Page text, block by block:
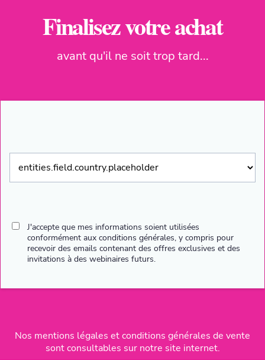
Finalisez votre achat
avant qu'il ne soit trop tard...
J'accepte que mes informations soient utilisées
conformément aux conditions générales, y compris pour
recevoir des emails contenant des offres exclusives et des
invitations à des webinaires futurs.
Nos mentions légales et conditions générales de vente
sont consultables sur notre site internet.